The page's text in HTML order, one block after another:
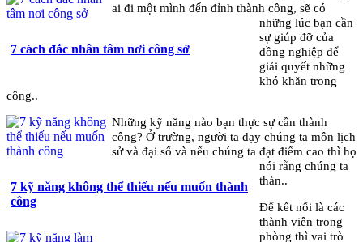
7 cách đắc nhân tâm nơi công sở
ai đi một mình đến đỉnh thành công, sẽ có
những lúc bạn cần
sự giúp đỡ của
đồng nghiệp để
giải quyết những
khó khăn trong
công..
7 kỹ năng không thể thiếu nếu muốn thành
công
Những kỹ năng nào bạn thực sự cần thành
công? Ở trường, người ta dạy chúng ta môn lịch
sử và đại số và nếu chúng ta đạt điểm cao thì họ
nói rằng chúng ta
thàn..
Để kết nối là các
thành viên trong
phòng thì vai trò